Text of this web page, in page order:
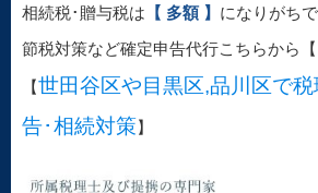
相続税･贈与税は 【 多額 】 になりがち
節税対策など確定申告代行こちらから【
【世田谷区や目黒区,品川区で
告･相続対策】